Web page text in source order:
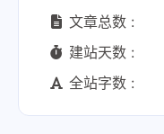
文章总数 :
建站天数 :
全站字数 :